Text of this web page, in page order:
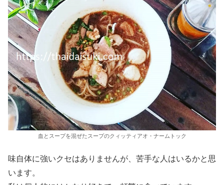
血とスープを混ぜたスープのクィッティアオ・ナームトック
味自体に強いクセはありませんが、苦手な人はいるかと思
います。